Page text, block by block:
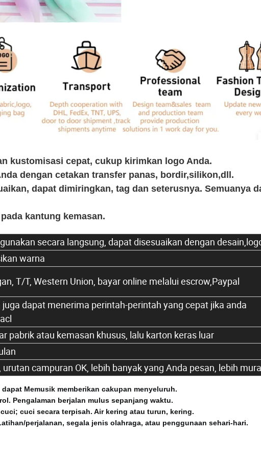
kustomisasi cepat, cukup kirimkan logo Anda.
dengan cetakan transfer panas, bordir,silikon,dll.
dapat dimiringkan, tag dan seterusnya. Semuanya
kantung kemasan.
secara langsung, dapat disesuaikan dengan
warna
T/T, Western Union, bayar online melalui escrow,Paypal
dapat menerima perintah-perintah yang cepat jika anda
pabrik atau kemasan khusus, lalu karton keras luar
urutan campuran OK, lebih banyak yang Anda pesan, lebih
Memusik memberikan cakupan menyeluruh.
Pengalaman berjalan mulus sepanjang waktu.
cuci secara terpisah. Air kering atau turun, kering.
perjalanan, segala jenis olahraga, atau penggunaan sehari-hari.